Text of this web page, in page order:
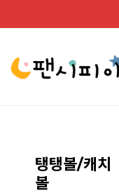
탱탱볼/캐치
볼